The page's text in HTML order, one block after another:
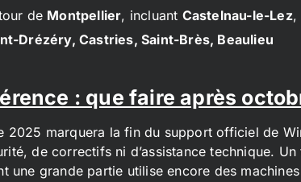
de Montpellier, incluant Castelnau-le-Lez,
Drézéry, Castries, Saint-Brès, Beaulieu
: que faire après
2025 marquera la fin du support officiel de
de correctifs ni d’assistance technique.
une grande partie utilise encore des